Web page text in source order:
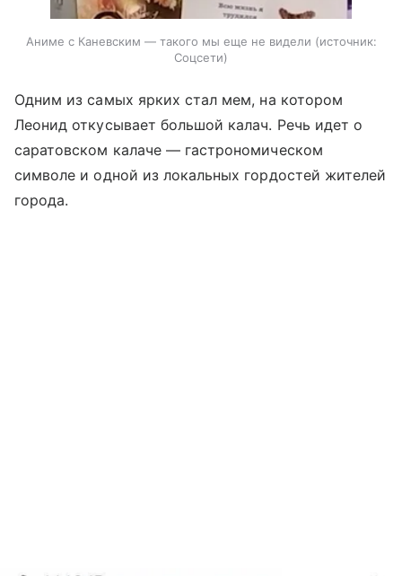
Аниме с Каневским — такого мы еще не видели
источник:
Соцсети
Одним из самых ярких стал мем, на котором
Леонид откусывает большой калач. Речь идет о
саратовском калаче — гастрономическом
символе и одной из локальных гордостей жителей
города.